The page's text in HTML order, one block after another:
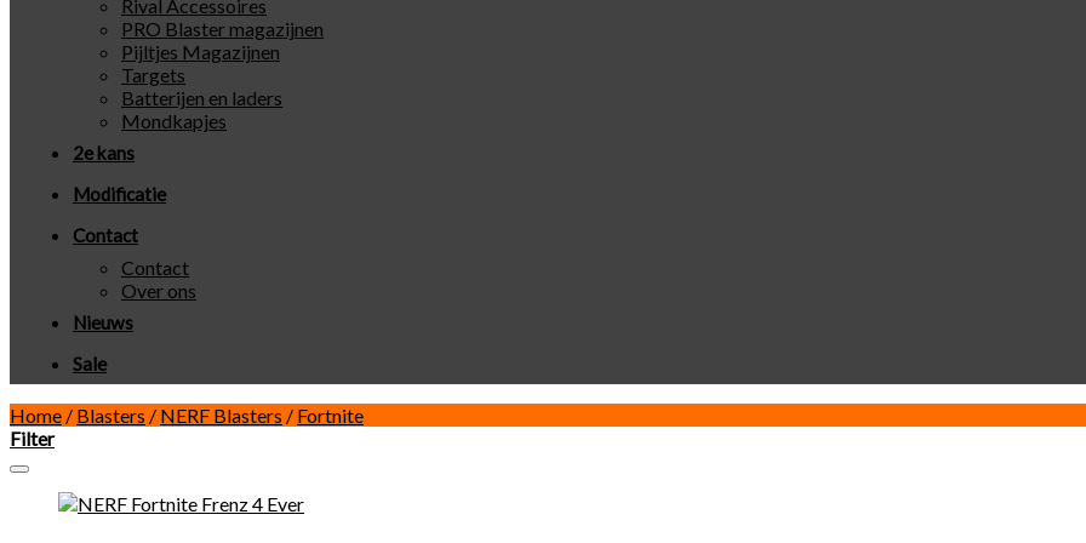
Rival Accessoires
PRO Blaster magazijnen
Pijltjes Magazijnen
Targets
Batterijen en laders
Mondkapjes
2e kans
Modificatie
Contact
Contact
Over ons
Nieuws
Sale
Home / Blasters / NERF Blasters / Fortnite
Filter